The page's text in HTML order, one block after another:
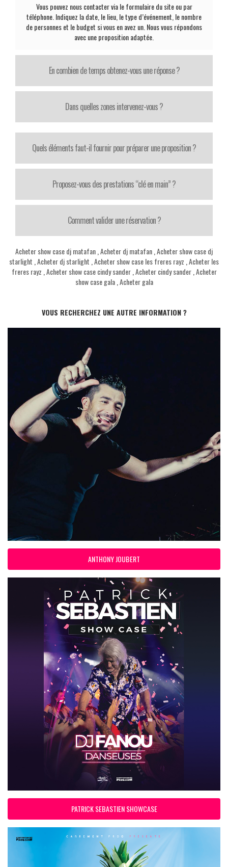
Vous pouvez nous contacter via le formulaire du site ou par
téléphone. Indiquez la date, le lieu, le type d’événement, le nombre
de personnes et le budget si vous en avez un. Nous vous répondons
avec une proposition adaptée.
En combien de temps obtenez-vous une réponse ?
Dans quelles zones intervenez-vous ?
Quels éléments faut-il fournir pour préparer une proposition ?
Proposez-vous des prestations “clé en main” ?
Comment valider une réservation ?
Acheter show case dj matafan Acheter dj matafan Acheter show case dj
starlight Acheter dj starlight Acheter show case les freres rayz Acheter les
freres rayz Acheter show case cindy sander, Acheter cindy sander, Acheter
show case gala, Acheter gala
VOUS RECHERCHEZ UNE AUTRE INFORMATION ?
ANTHONY JOUBERT
PATRICK SEBASTIEN SHOWCASE